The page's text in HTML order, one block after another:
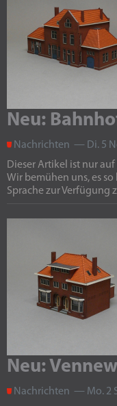
Neu:
Nachrichten — Di. 5
Dieser Artikel ist nur
Wir bemühen uns, es
Sprache zur Verfügung
Neu:
Nachrichten — Mo. 2